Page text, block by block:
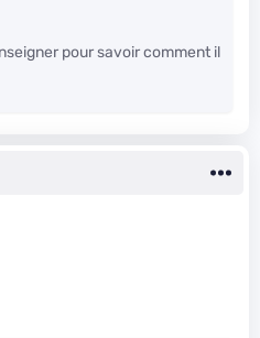
pour savoir comment il